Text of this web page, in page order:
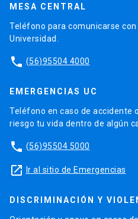
MESA CENTRAL
Teléfono para comunicarse
Universidad.
phone (56)95504 4000
EMERGENCIAS UC
Teléfono en caso de accidente
riesgo tu vida dentro de algún
phone (56)95504 5000
launch Ir al sitio de Emergencias
DISCRIMINACIÓN Y